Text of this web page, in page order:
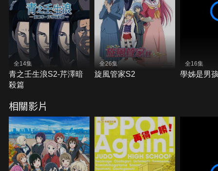
全14集
青之壬生浪S2-芹澤暗
殺篇
全26集
旋風管家S2
全16集
學姊是男
相關影片